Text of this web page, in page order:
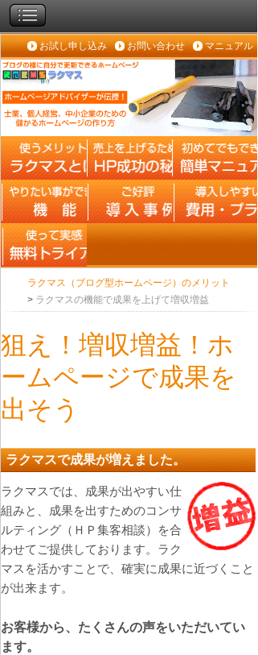
お試し申し込み お問い合わせ マニュアル
ラクマス（ブログ型ホームページ）のメリット
> ラクマスの機能で成果を上げて増収増益
狙え！増収増益！ホ
ームページで成果を
出そう
ラクマスで成果が増えました。
ラクマスでは、成果が出やすい仕
組みと、成果を出すためのコンサ
ルティング（ＨＰ集客相談）を合
わせてご提供しております。ラク
マスを活かすことで、確実に成果に近づくこと
が出来ます。
お客様から、たくさんの声をいただいてい
ます。